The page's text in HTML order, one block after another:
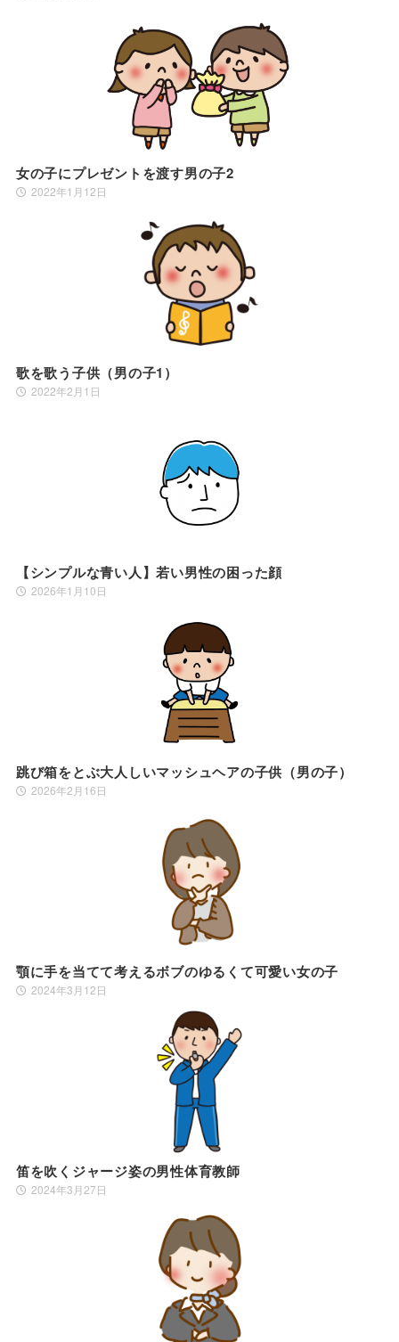
女の子にプレゼントを渡す男の子2
2022年1月12日
歌を歌う子供（男の子1）
2022年2月1日
【シンプルな青い人】若い男性の困った顔
2026年1月10日
跳び箱をとぶ大人しいマッシュヘアの子供（男の子）
2026年2月16日
顎に手を当てて考えるボブのゆるくて可愛い女の子
2024年3月12日
笛を吹くジャージ姿の男性体育教師
2024年3月27日